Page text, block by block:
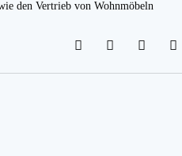
den Vertrieb von Wohnmöbeln